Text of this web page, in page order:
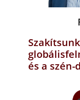
és a